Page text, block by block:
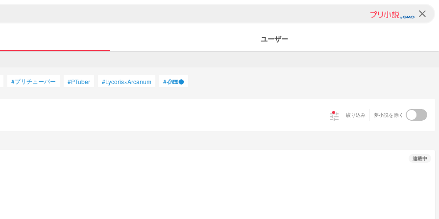
clear
ユーザー
#プリチューバー #PTuber #Lycoris×Arcanum #🥀🎹🌑
tune 絞り込み 夢小説を除く
連載中